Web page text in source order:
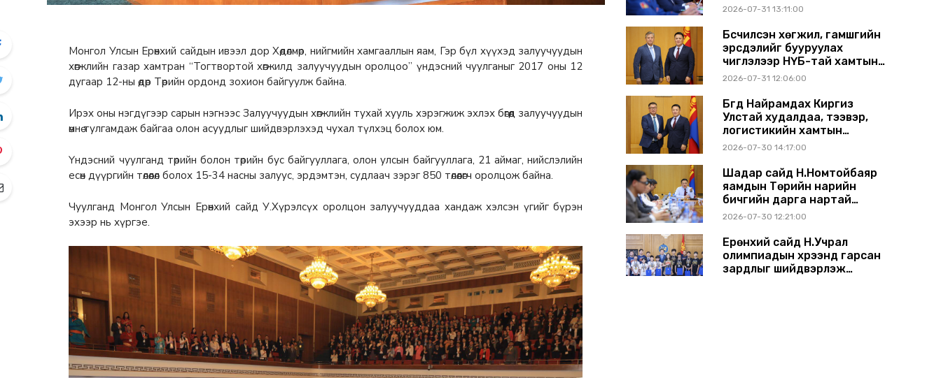
Монгол Улсын Ерөнхий сайдын ивээл дор Хөдөлмөр, нийгмийн хамгааллын яам, Гэр бүл хүүхэд залуучуудын
хөгжлийн газар хамтран “Тогтвортой хөгжилд залуучуудын оролцоо” үндэсний чуулганыг 2017 оны 12
дугаар 12-ны өдөр Төрийн ордонд зохион байгуулж байна.
Ирэх оны нэгдүгээр сарын нэгнээс Залуучуудын хөгжлийн тухай хууль хэрэгжиж эхлэх бөгөөд залуучуудын
өмнө тулгамдаж байгаа олон асуудлыг шийдвэрлэхэд чухал түлхэц болох юм.
Үндэсний чуулганд төрийн болон төрийн бус байгууллага, олон улсын байгууллага, 21 аймаг, нийслэлийн
есөн дүүргийн төлөөлөл болох 15-34 насны залуус, эрдэмтэн, судлаач зэрэг 850 төлөөлөгч оролцож байна.
Чуулганд Монгол Улсын Ерөнхий сайд У.Хүрэлсүх оролцон залуучууддаа хандаж хэлсэн үгийг бүрэн
эхээр нь хүргэе.
2026-07-31 13:11:00
Бүсчилсэн хөгжил, гамшгийн
эрсдэлийг бууруулах
чиглэлээр НҮБ-тай хамтын
ажиллагаагаа өргөжүүлэхээр
2026-07-31 12:06:00
Бүгд Найрамдах Киргиз
Улстай худалдаа, тээвэр,
логистикийн хамтын
ажиллагааг өргөжүүлнэ
2026-07-30 14:17:00
Шадар сайд Н.Номтойбаяр
яамдын Төрийн нарийн
бичгийн дарга нартай
шуурхай хуралдлаа
2026-07-30 12:21:00
Ерөнхий сайд Н.Учрал
олимпиадын хүрээнд гарсан
зардлыг шийдвэрлэж